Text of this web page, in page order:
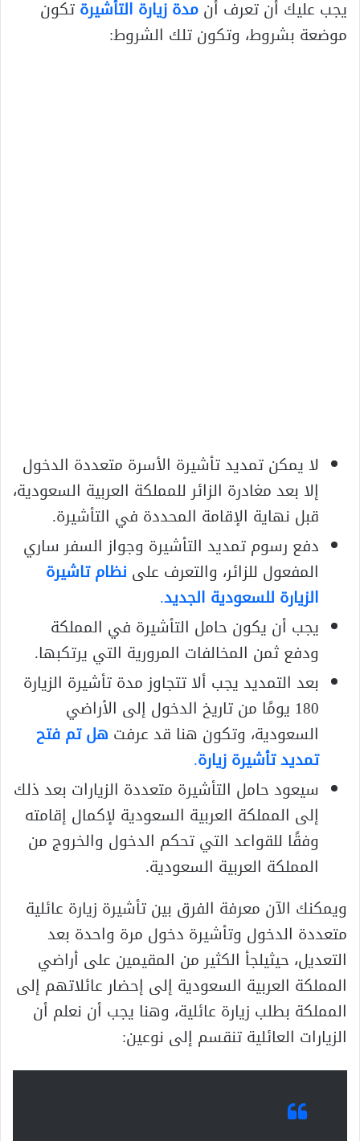
يجب عليك أن تعرف أنمدة زيارة التأشيرةتكون
موضعة بشروط، وتكون تلك الشروط:
لا يمكن تمديد تأشيرة الأسرة متعددة الدخول
إلا بعد مغادرة الزائر للمملكة العربية السعودية،
قبل نهاية الإقامة المحددة في التأشيرة.
دفع رسوم تمديد التأشيرة وجواز السفر ساري
المفعول للزائر، والتعرف على نظام تاشيرة
الزيارة للسعودية الجديد.
يجب أن يكون حامل التأشيرة في المملكة
ودفع ثمن المخالفات المرورية التي يرتكبها.
بعد التمديد يجب ألا تتجاوز مدة تأشيرة الزيارة
180 يومًا من تاريخ الدخول إلى الأراضي
السعودية، وتكون هنا قد عرفت هل تم فتح
تمديد تأشيرة زيارة.
سيعود حامل التأشيرة متعددة الزيارات بعد ذلك
إلى المملكة العربية السعودية لإكمال إقامته
وفقًا للقواعد التي تحكم الدخول والخروج من
المملكة العربية السعودية.
ويمكنك الآن معرفة الفرق بين تأشيرة زيارة عائلية
متعددة الدخول وتأشيرة دخول مرة واحدة بعد
التعديل، حيثيلجأ الكثير من المقيمين على أراضي
المملكة العربية السعودية إلى إحضار عائلاتهم إلى
المملكة بطلب زيارة عائلية، وهنا يجب أن نعلم أن
الزيارات العائلية تنقسم إلى نوعين: